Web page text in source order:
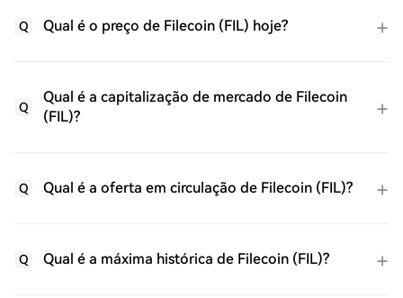
Q Qual é o preço de Filecoin (FIL) hoje?
Q
Qual é a capitalização de mercado de Filecoin
(FIL)?
Q Qual é a oferta em circulação de Filecoin (FIL)?
Q Qual é a máxima histórica de Filecoin (FIL)?